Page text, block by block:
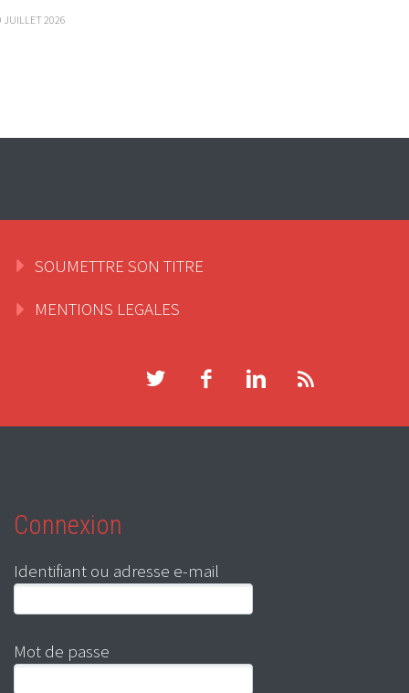
JUILLET 2026
SOUMETTRE SON TITRE
MENTIONS LEGALES
Connexion
Identifiant ou adresse e-mail
Mot de passe